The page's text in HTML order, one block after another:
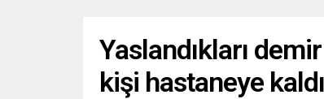
Yaslandıkları
kişi hastaneye